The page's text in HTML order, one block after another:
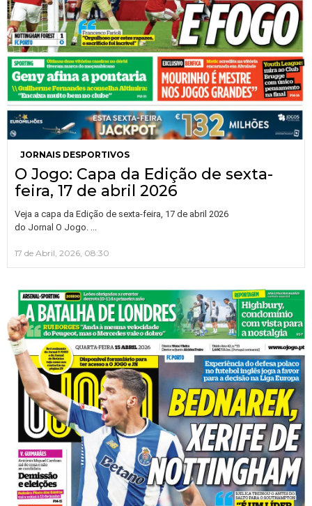
JORNAIS DESPORTIVOS
O Jogo: Capa da Edição de sexta-
feira, 17 de abril 2026
Veja a capa da Edição de sexta-feira, 17 de abril 2026
do Jornal O Jogo.
17 de Abril, 2026, 08:30